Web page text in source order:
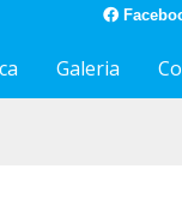
Galeria